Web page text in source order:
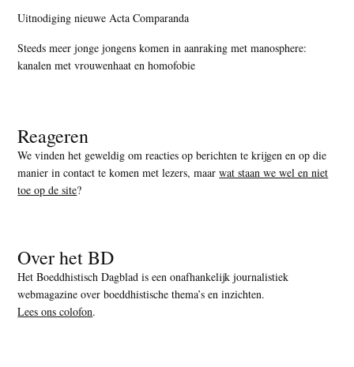
Uitnodiging nieuwe Acta Comparanda
Steeds meer jonge jongens komen in aanraking met manosphere:
kanalen met vrouwenhaat en homofobie
Reageren
We vinden het geweldig om reacties op berichten te krijgen en op die
manier in contact te komen met lezers, maarwat staan we wel en niet
toe op de site?
Over het BD
Het Boeddhistisch Dagblad is een onafhankelijk journalistiek
webmagazine over boeddhistische thema’s en inzichten.
Lees ons colofon.